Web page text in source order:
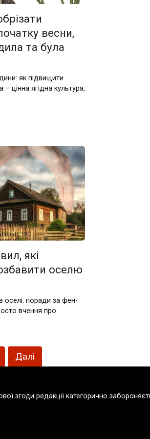
весни,
та була
як підвищити
цінна ягідна культура,
які
оселю
оселі: поради за фен-
вчення про
Далі
згоди редакції категорично